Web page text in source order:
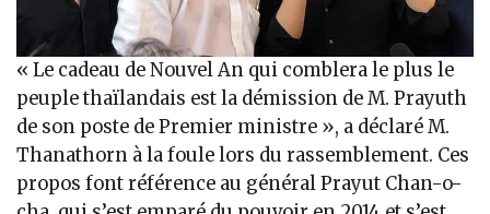
« Le cadeau de Nouvel An qui comblera le plus le
peuple thaïlandais est la démission de M. Prayuth
de son poste de Premier ministre », a déclaré M.
Thanathorn à la foule lors du rassemblement. Ces
propos font référence au général Prayut Chan-o-